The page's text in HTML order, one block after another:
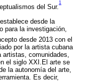
del Sur.
1
desde la
para la investigación,
desde 2013 con el
por la artista cubana
comunidades,
el siglo XXI.El arte se
la autonomía del arte,
Es decir,